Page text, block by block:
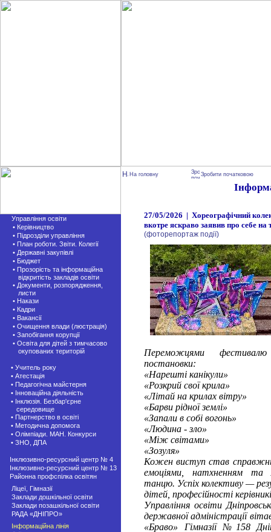
Управління освіти
• Керівництво
• Підрозділи управління
• План роботи. Звіти. Колегії
• Державні закупівлі
• Бюджет
• Прозорість та інформаційна
відкритість закладів освіти
• Документи, розпорядження,
листи
• Накази
• Кадри
• Вакансії
• Очищення влади (люстрація)
• Запобігання корупції
• Освіта для дітей з тимчасово
окупованих територій
• Учитель року
• Атестація
• Педагогічна майстерня
• Інноваційна діяльність
• Інклюзія. Безбар'єрне
середовище
• Партнерство в освіті
• Методична допомога
• Олімпіади. МАН. Конкурси
• ЗНО, ДПА
Інклюзивно-ресурсний центр № 4
Інклюзивно-ресурсний центр № 13
Районна профспілка освітян
Ліцеї, Гімназії
Заклади дошкільної освіти
Заклади позашкiльної освіти
РАДА «ДНІПРО»
Інформаційна лінія
На головну Зробити початковою
27/05/2026 | Хореографічний
вкотре яскраво заявив про себе на
(фоторепортаж події)
Переможцями фестивалю
постановки:
«Нарешті канікули»
«Розкрий свої крила»
«Літай на крилах вітру»
«Барви рідної землі»
«Запали в собі вогонь»
«Людина - зло»
«Між світами»
«Зозуля»
Кожен виступ став
емоціями, натхненням
танцю. Успіх колективу —
дітей, професійності
Управління освіти
державної адміністрації
«Браво» Гімназії №158